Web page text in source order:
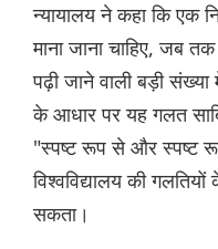
न्यायालय ने कहा कि एक
माना जाना चाहिए, जब तक
पढ़ी जाने वाली बड़ी
के आधार पर यह गलत
"स्पष्ट रूप से और स्पष्ट
विश्वविद्यालय की
सकता।